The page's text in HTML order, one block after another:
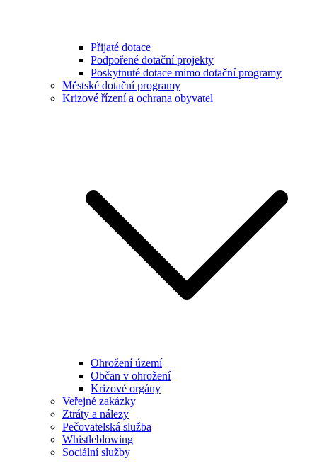
Přijaté dotace
Podpořené dotační projekty
Poskytnuté dotace mimo dotační programy
Městské dotační programy
Krizové řízení a ochrana obyvatel
Ohrožení území
Občan v ohrožení
Krizové orgány
Veřejné zakázky
Ztráty a nálezy
Pečovatelská služba
Whistleblowing
Sociální služby